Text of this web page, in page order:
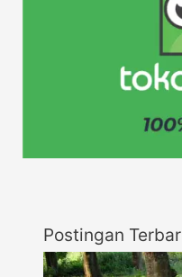
Postingan